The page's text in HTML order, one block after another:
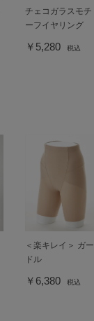
チェコガラスモチ
ーフイヤリング
￥5,280 税込
＜楽キレイ＞ ガー
ドル
￥6,380 税込